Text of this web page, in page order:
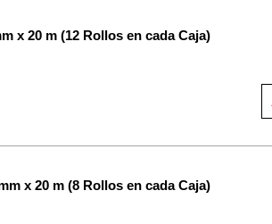
x 20 m (12 Rollos en cada Caja)
x 20 m (8 Rollos en cada Caja)